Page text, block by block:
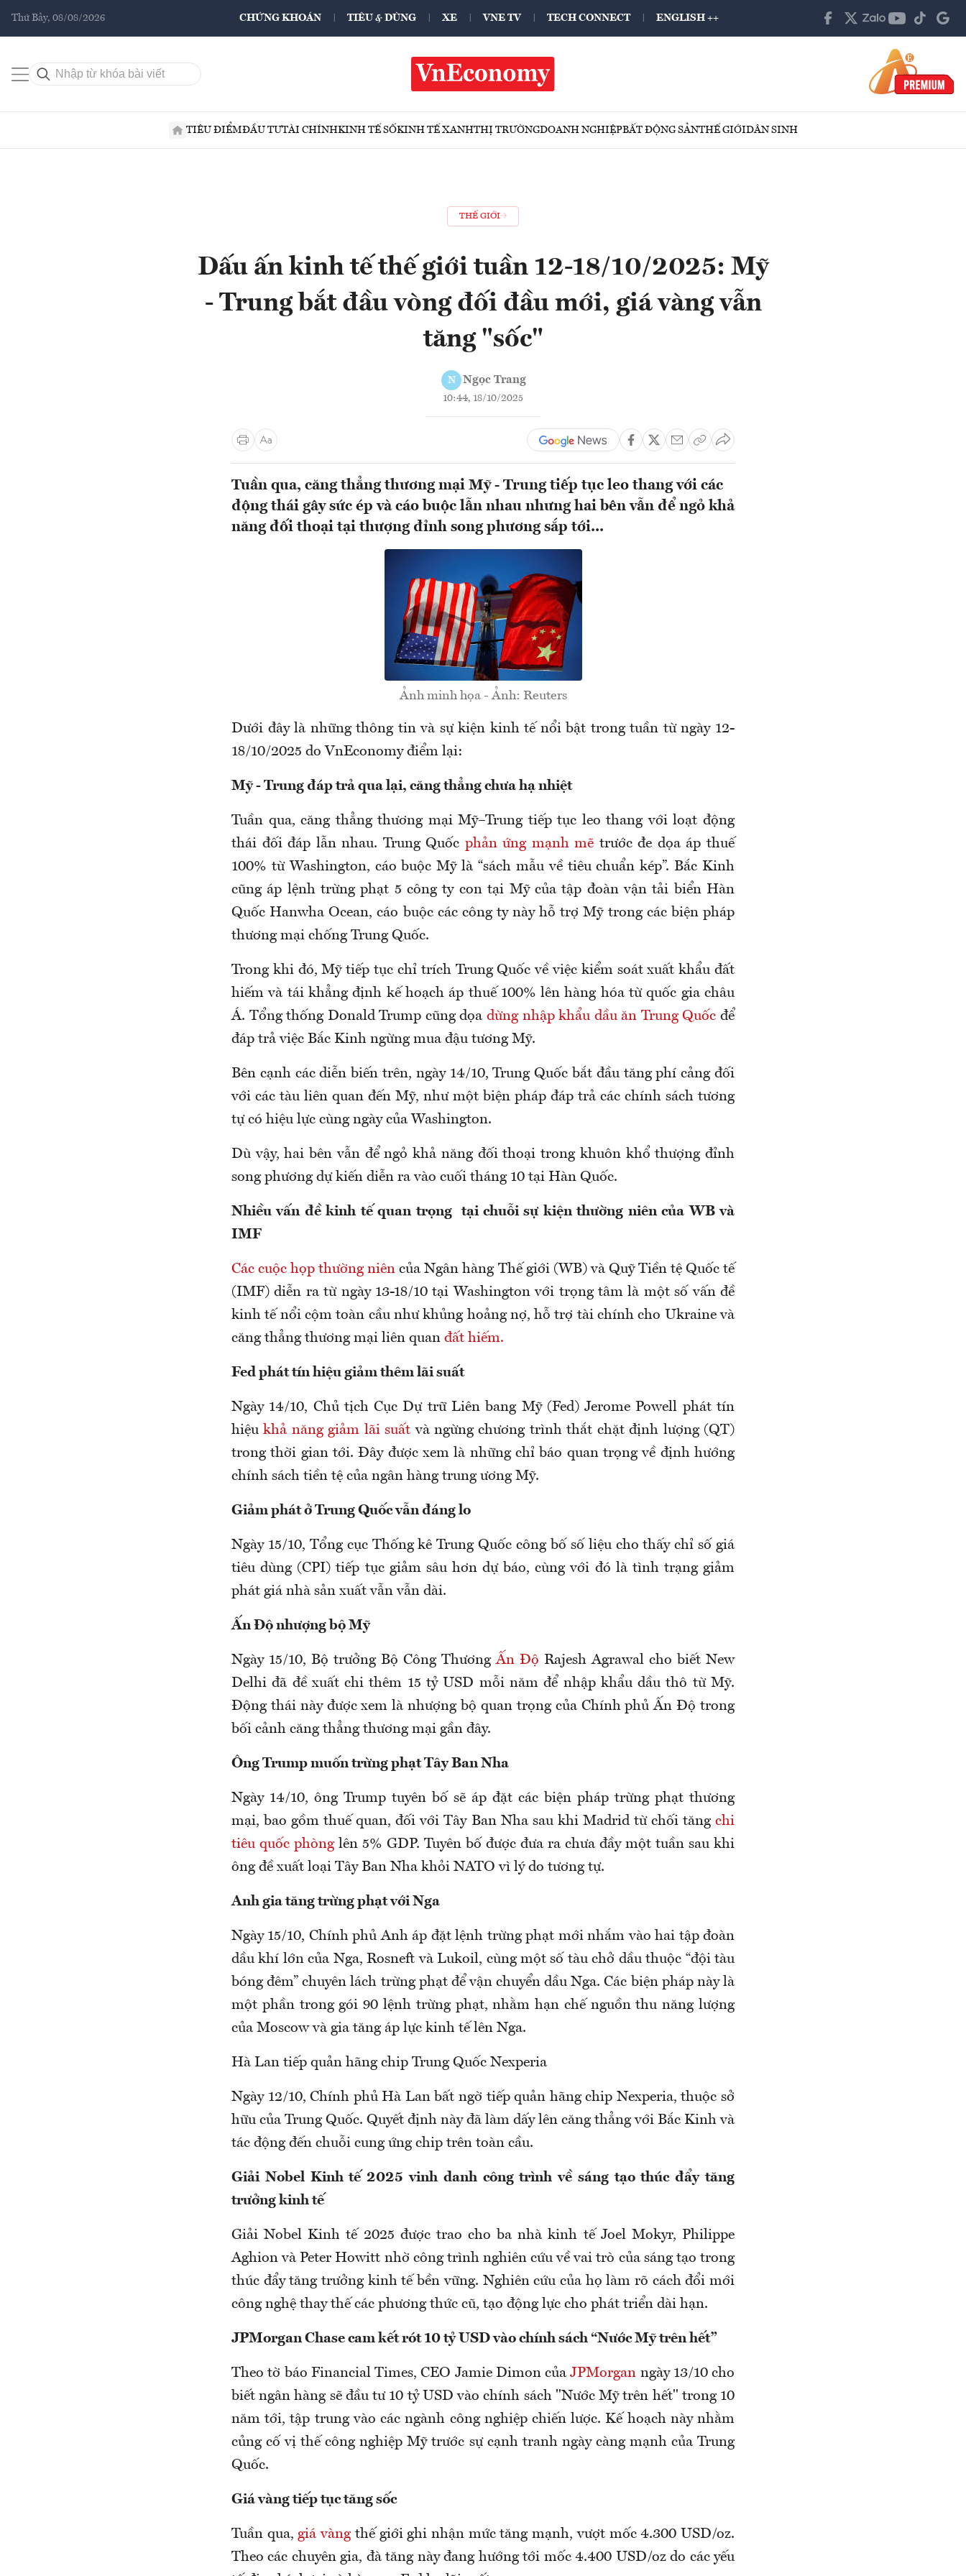
Thứ Bảy, 08/08/2026 CHỨNG KHOÁN TIÊU & DÙNG XE VNE TV TECH CONNECT ENGLISH ++
TIÊU ĐIỂMĐẦU TƯTÀI CHÍNHKINH TẾ SỐKINH TẾ XANHTHỊ TRƯỜNGDOANH NGHIỆPBẤT ĐỘNG SẢNTHẾ GIỚIDÂN SINH
THẾ GIỚI
Dấu ấn kinh tế thế giới tuần 12-18/10/2025: Mỹ
- Trung bắt đầu vòng đối đầu mới, giá vàng vẫn
tăng "sốc"
N Ngọc Trang
10:44, 18/10/2025
Tuần qua, căng thẳng thương mại Mỹ - Trung tiếp tục leo thang với các
động thái gây sức ép và cáo buộc lẫn nhau nhưng hai bên vẫn để ngỏ khả
năng đối thoại tại thượng đỉnh song phương sắp tới...
Ảnh minh họa - Ảnh: Reuters
Dưới đây là những thông tin và sự kiện kinh tế nổi bật trong tuần từ ngày 12-
18/10/2025 do VnEconomy điểm lại:
Mỹ - Trung đáp trả qua lại, căng thẳng chưa hạ nhiệt
Tuần qua, căng thẳng thương mại Mỹ–Trung tiếp tục leo thang với loạt động
thái đối đáp lẫn nhau. Trung Quốc phản ứng mạnh mẽ trước đe dọa áp thuế
100% từ Washington, cáo buộc Mỹ là “sách mẫu về tiêu chuẩn kép”. Bắc Kinh
cũng áp lệnh trừng phạt 5 công ty con tại Mỹ của tập đoàn vận tải biển Hàn
Quốc Hanwha Ocean, cáo buộc các công ty này hỗ trợ Mỹ trong các biện pháp
thương mại chống Trung Quốc.
Trong khi đó, Mỹ tiếp tục chỉ trích Trung Quốc về việc kiểm soát xuất khẩu đất
hiếm và tái khẳng định kế hoạch áp thuế 100% lên hàng hóa từ quốc gia châu
Á. Tổng thống Donald Trump cũng dọa dừng nhập khẩu dầu ăn Trung Quốc để
đáp trả việc Bắc Kinh ngừng mua đậu tương Mỹ.
Bên cạnh các diễn biến trên, ngày 14/10, Trung Quốc bắt đầu tăng phí cảng đối
với các tàu liên quan đến Mỹ, như một biện pháp đáp trả các chính sách tương
tự có hiệu lực cùng ngày của Washington.
Dù vậy, hai bên vẫn để ngỏ khả năng đối thoại trong khuôn khổ thượng đỉnh
song phương dự kiến diễn ra vào cuối tháng 10 tại Hàn Quốc.
Nhiều vấn đề kinh tế quan trọng tại chuỗi sự kiện thường niên của WB và
IMF
Các cuộc họp thường niên của Ngân hàng Thế giới (WB) và Quỹ Tiền tệ Quốc tế
(IMF) diễn ra từ ngày 13-18/10 tại Washington với trọng tâm là một số vấn đề
kinh tế nổi cộm toàn cầu như khủng hoảng nợ, hỗ trợ tài chính cho Ukraine và
căng thẳng thương mại liên quan đất hiếm.
Fed phát tín hiệu giảm thêm lãi suất
Ngày 14/10, Chủ tịch Cục Dự trữ Liên bang Mỹ (Fed) Jerome Powell phát tín
hiệukhả năng giảm lãi suất và ngừng chương trình thắt chặt định lượng (QT)
trong thời gian tới. Đây được xem là những chỉ báo quan trọng về định hướng
chính sách tiền tệ của ngân hàng trung ương Mỹ.
Giảm phát ở Trung Quốc vẫn đáng lo
Ngày 15/10, Tổng cục Thống kê Trung Quốc công bố số liệu cho thấy chỉ số giá
tiêu dùng (CPI) tiếp tục giảm sâu hơn dự báo, cùng với đó là tình trạng giảm
phát giá nhà sản xuất vẫn vẫn dài.
Ấn Độ nhượng bộ Mỹ
Ngày 15/10, Bộ trưởng Bộ Công ThươngẤn Độ Rajesh Agrawal cho biết New
Delhi đã đề xuất chi thêm 15 tỷ USD mỗi năm để nhập khẩu dầu thô từ Mỹ.
Động thái này được xem là nhượng bộ quan trọng của Chính phủ Ấn Độ trong
bối cảnh căng thẳng thương mại gần đây.
Ông Trump muốn trừng phạt Tây Ban Nha
Ngày 14/10, ông Trump tuyên bố sẽ áp đặt các biện pháp trừng phạt thương
mại, bao gồm thuế quan, đối với Tây Ban Nha sau khi Madrid từ chối tăng chi
tiêu quốc phònglên 5% GDP. Tuyên bố được đưa ra chưa đầy một tuần sau khi
ông đề xuất loại Tây Ban Nha khỏi NATO vì lý do tương tự.
Anh gia tăng trừng phạt với Nga
Ngày 15/10, Chính phủ Anh áp đặt lệnh trừng phạt mới nhắm vào hai tập đoàn
dầu khí lớn của Nga, Rosneft và Lukoil, cùng một số tàu chở dầu thuộc “đội tàu
bóng đêm” chuyên lách trừng phạt để vận chuyển dầu Nga. Các biện pháp này là
một phần trong gói 90 lệnh trừng phạt, nhằm hạn chế nguồn thu năng lượng
của Moscow và gia tăng áp lực kinh tế lên Nga.
Hà Lan tiếp quản hãng chip Trung Quốc Nexperia
Ngày 12/10, Chính phủ Hà Lan bất ngờ tiếp quản hãng chip Nexperia, thuộc sở
hữu của Trung Quốc. Quyết định này đã làm dấy lên căng thẳng với Bắc Kinh và
tác động đến chuỗi cung ứng chip trên toàn cầu.
Giải Nobel Kinh tế 2025 vinh danh công trình về sáng tạo thúc đẩy tăng
trưởng kinh tế
Giải Nobel Kinh tế 2025 được trao cho ba nhà kinh tế Joel Mokyr, Philippe
Aghion và Peter Howitt nhờ công trình nghiên cứu về vai trò của sáng tạo trong
thúc đẩy tăng trưởng kinh tế bền vững. Nghiên cứu của họ làm rõ cách đổi mới
công nghệ thay thế các phương thức cũ, tạo động lực cho phát triển dài hạn.
JPMorgan Chase cam kết rót 10 tỷ USD vào chính sách “Nước Mỹ trên hết”
Theo tờ báo Financial Times, CEO Jamie Dimon củaJPMorgan ngày 13/10 cho
biết ngân hàng sẽ đầu tư 10 tỷ USD vào chính sách "Nước Mỹ trên hết" trong 10
năm tới, tập trung vào các ngành công nghiệp chiến lược. Kế hoạch này nhằm
củng cố vị thế công nghiệp Mỹ trước sự cạnh tranh ngày càng mạnh của Trung
Quốc.
Giá vàng tiếp tục tăng sốc
Tuần qua,giá vàngthế giới ghi nhận mức tăng mạnh, vượt mốc 4.300 USD/oz.
Theo các chuyên gia, đà tăng này đang hướng tới mốc 4.400 USD/oz do các yếu